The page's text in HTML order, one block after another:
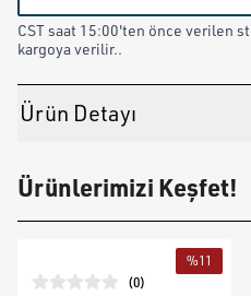
CST saat 15:00'ten önce verilen
kargoya verilir..
Ürün Detayı
Ürünlerimizi Keşfet!
%11
(0)